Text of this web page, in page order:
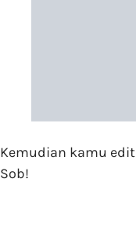
Kemudian kamu
Sob!